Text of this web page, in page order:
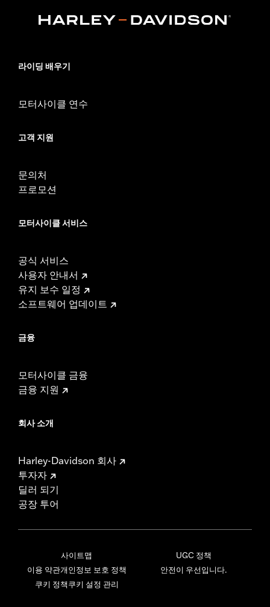
In the Box: 2 spark plug cables
라이딩 배우기
모터사이클 연수
고객 지원
문의처
프로모션
모터사이클 서비스
공식 서비스
사용자 안내서
유지 보수 일정
소프트웨어 업데이트
금융
모터사이클 금융
금융 지원
회사 소개
Harley-Davidson 회사
투자자
딜러 되기
공장 투어
사이트맵
이용 약관개인정보 보호 정책
쿠키 정책쿠키 설정 관리
UGC 정책
안전이 우선입니다.